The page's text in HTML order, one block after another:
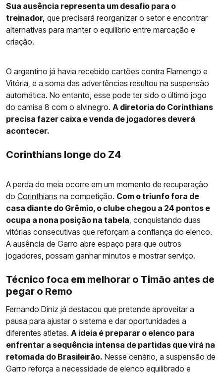
Sua ausência representa um desafio para o
treinador, que precisará reorganizar o setor e encontrar
alternativas para manter o equilíbrio entre marcação e
criação.
O argentino já havia recebido cartões contra Flamengo e
Vitória, e a soma das advertências resultou na suspensão
automática. No entanto, esse pode ter sido o último jogo
do camisa 8 com o alvinegro. A diretoria do Corinthians
precisa fazer caixa e venda de jogadores deverá
acontecer.
Corinthians longe do Z4
A perda do meia ocorre em um momento de recuperação
do Corinthians na competição. Com o triunfo fora de
casa diante do Grêmio, o clube chegou a 24 pontos e
ocupa a nona posição na tabela, conquistando duas
vitórias consecutivas que reforçam a confiança do elenco.
A ausência de Garro abre espaço para que outros
jogadores, possam ganhar minutos e mostrar serviço.
Técnico foca em melhorar o Timão antes de
pegar o Remo
Fernando Diniz já destacou que pretende aproveitar a
pausa para ajustar o sistema e dar oportunidades a
diferentes atletas. A ideia é preparar o elenco para
enfrentar a sequência intensa de partidas que virá na
retomada do Brasileirão. Nesse cenário, a suspensão de
Garro reforça a necessidade de elenco equilibrado e